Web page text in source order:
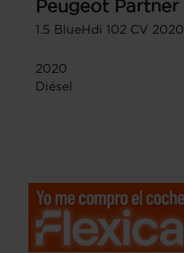
Peugeot Partner
1.5 BlueHdi 102 CV 2020
2020
Diésel